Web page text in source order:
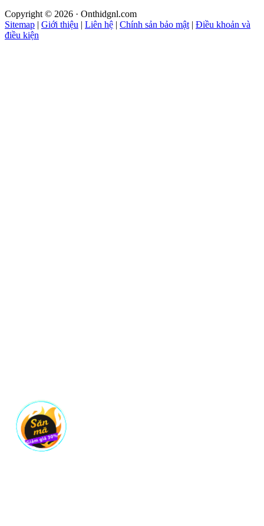
Copyright © 2026 · Onthidgnl.com
Sitemap | Giới thiệu | Liên hệ | Chính sản bảo mật | Điều khoản và
điều kiện